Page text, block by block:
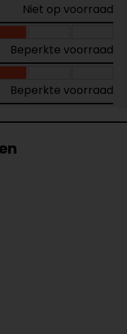
Niet op voorraad
Beperkte voorraad
Beperkte voorraad